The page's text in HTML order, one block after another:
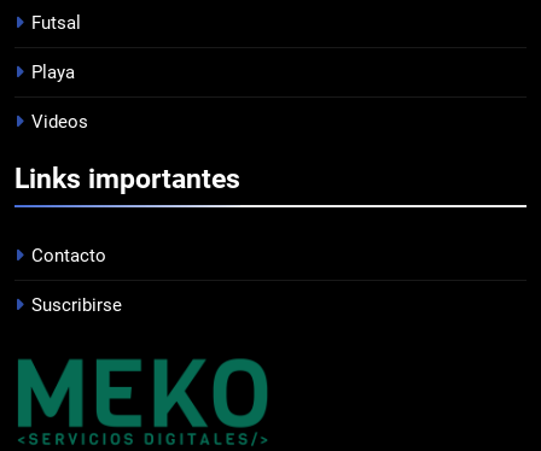
8
1
PROFESIONAL
HACÉ EL CANJE
INSTITUCIONAL
Futsal
Playa
Videos
Links importantes
Contacto
Suscribirse